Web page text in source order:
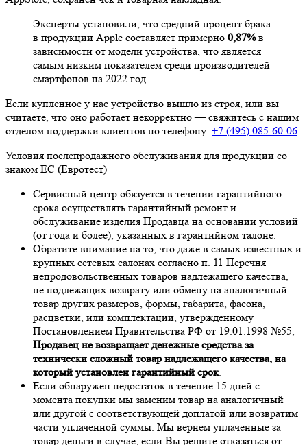
Эксперты установили, что средний процент брака
в продукции Apple составляет примерно 0,87%в
зависимости от модели устройства, что является
самым низким показателем среди производителей
смартфонов на 2022 год.
Если купленное у нас устройство вышло из строя, или вы
считаете, что оно работает некорректно — свяжитесь с нашим
отделом поддержки клиентов по телефону: +7 (495) 085-60-06
Условия послепродажного обслуживания для продукции со
знаком ЕС (Евротест)
Сервисный центр обязуется в течении гарантийного
срока осуществлять гарантийный ремонт и
обслуживание изделия Продавца на основании условий
(от года и более), указанных в гарантийном талоне.
Обратите внимание на то, что даже в самых известных и
крупных сетевых салонах согласно п. 11 Перечня
непродовольственных товаров надлежащего качества,
не подлежащих возврату или обмену на аналогичный
товар других размеров, формы, габарита, фасона,
расцветки, или комплектации, утвержденному
Постановлением Правительства РФ от 19.01.1998 №55,
Продавец не возвращает денежные средства за
технически сложный товар надлежащего качества, на
который установлен гарантийный срок.
Если обнаружен недостаток в течение 15 дней с
момента покупки мы заменим товар на аналогичный
или другой с соответствующей доплатой или возвратим
части уплаченной суммы. Мы вернем уплаченные за
товар деньги в случае, если Вы решите отказаться от